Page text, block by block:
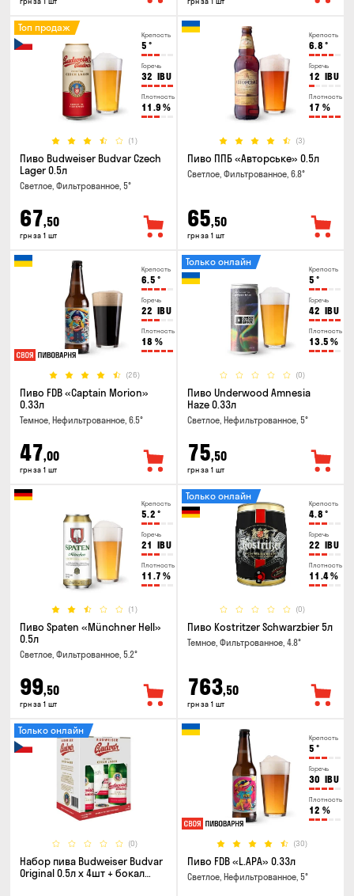
Крепость
5 °
Горечь
32 IBU
Плотность
11.9 %
(1)
Топ продаж
Пиво Budweiser Budvar Czech
Lager 0.5л
Светлое, Фильтрованное, 5°
67,50
грн за 1 шт
Крепость
6.8 °
Горечь
12 IBU
Плотность
17 %
(3)
Пиво ППБ «Авторське» 0.5л
Светлое, Фильтрованное, 6.8°
65,50
грн за 1 шт
Крепость
6.5 °
Горечь
22 IBU
Плотность
18 %
(26)
Пиво FDB «Captain Morion»
0.33л
Темное, Нефильтрованное, 6.5°
47,00
грн за 1 шт
Крепость
5 °
Горечь
42 IBU
Плотность
13.5 %
(0)
Только онлайн
Пиво Underwood Amnesia
Haze 0.33л
Светлое, Нефильтрованное, 5°
75,50
грн за 1 шт
Крепость
5.2 °
Горечь
21 IBU
Плотность
11.7 %
(1)
Пиво Spaten «Münchner Hell»
0.5л
Светлое, Фильтрованное, 5.2°
99,50
грн за 1 шт
Крепость
4.8 °
Горечь
22 IBU
Плотность
11.4%
(0)
Только онлайн
Пиво Kostritzer Schwarzbier 5л
Темное, Фильтрованное, 4.8°
763,50
грн за 1 шт
(0)
Только онлайн
Набор пива Budweiser Budvar
Original 0.5л х 4шт + бокал
Крепость
5 °
Горечь
30 IBU
Плотность
12 %
(30)
Пиво FDB «L.APA» 0.33л
Светлое, Нефильтрованное, 5°